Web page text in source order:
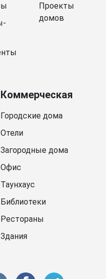
Проекты
домов
Коммерческая
Городские дома
Отели
Загородные дома
Офис
Таунхаус
Библиотеки
Рестораны
Здания